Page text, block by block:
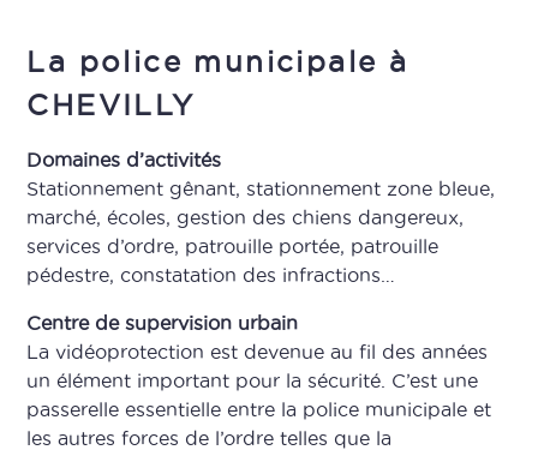
La police municipale à
CHEVILLY
Domaines d’activités
Stationnement gênant, stationnement zone bleue,
marché, écoles, gestion des chiens dangereux,
services d’ordre, patrouille portée, patrouille
pédestre, constatation des infractions…
Centre de supervision urbain
La vidéoprotection est devenue au fil des années
un élément important pour la sécurité. C’est une
passerelle essentielle entre la police municipale et
les autres forces de l’ordre telles que la